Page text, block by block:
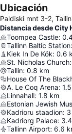
Ubicación
Paldiski mnt 3-2,
Distancia desde City
Toompea Castle:
Tallinn Baltic Station:
Kiek In De Kök: 0.6
St. Nicholas Church:
Tallin: 0.8 km
House Of The
A. Le Coq Arena: 1.5
Linnahall: 1.8 km
Estonian Jewish
Kadrioru staadion: 3
Kadriorg Palace: 3.4
Tallinn Airport: 6.6